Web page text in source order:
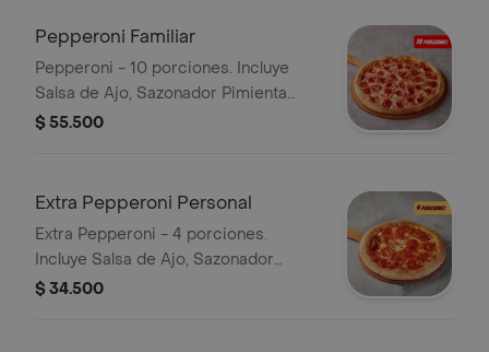
Pepperoni Familiar
Pepperoni - 10 porciones. Incluye
Salsa de Ajo, Sazonador Pimienta
Roja y Pepperoncini.
$ 55.500
Extra Pepperoni Personal
Extra Pepperoni - 4 porciones.
Incluye Salsa de Ajo, Sazonador
Pimienta Roja y Pepperoncini.
$ 34.500